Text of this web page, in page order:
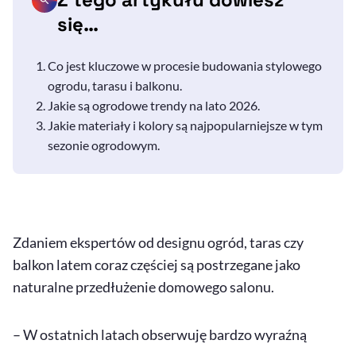
się…
Co jest kluczowe w procesie budowania stylowego
ogrodu, tarasu i balkonu.
Jakie są ogrodowe trendy na lato 2026.
Jakie materiały i kolory są najpopularniejsze w tym
sezonie ogrodowym.
Zdaniem ekspertów od designu ogród, taras czy
balkon latem coraz częściej są postrzegane jako
naturalne przedłużenie domowego salonu.
– W ostatnich latach obserwuję bardzo wyraźną